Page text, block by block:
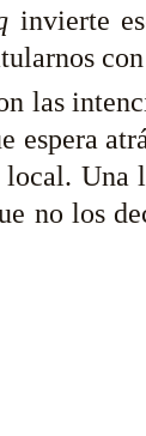
invierte
las
espera
Una
no los